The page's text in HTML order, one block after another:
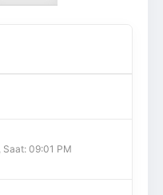
09:01 PM